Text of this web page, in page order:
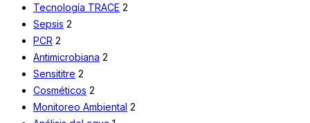
Tecnología TRACE 2
Sepsis 2
PCR 2
Antimicrobiana 2
Sensititre 2
Cosméticos 2
Monitoreo Ambiental 2